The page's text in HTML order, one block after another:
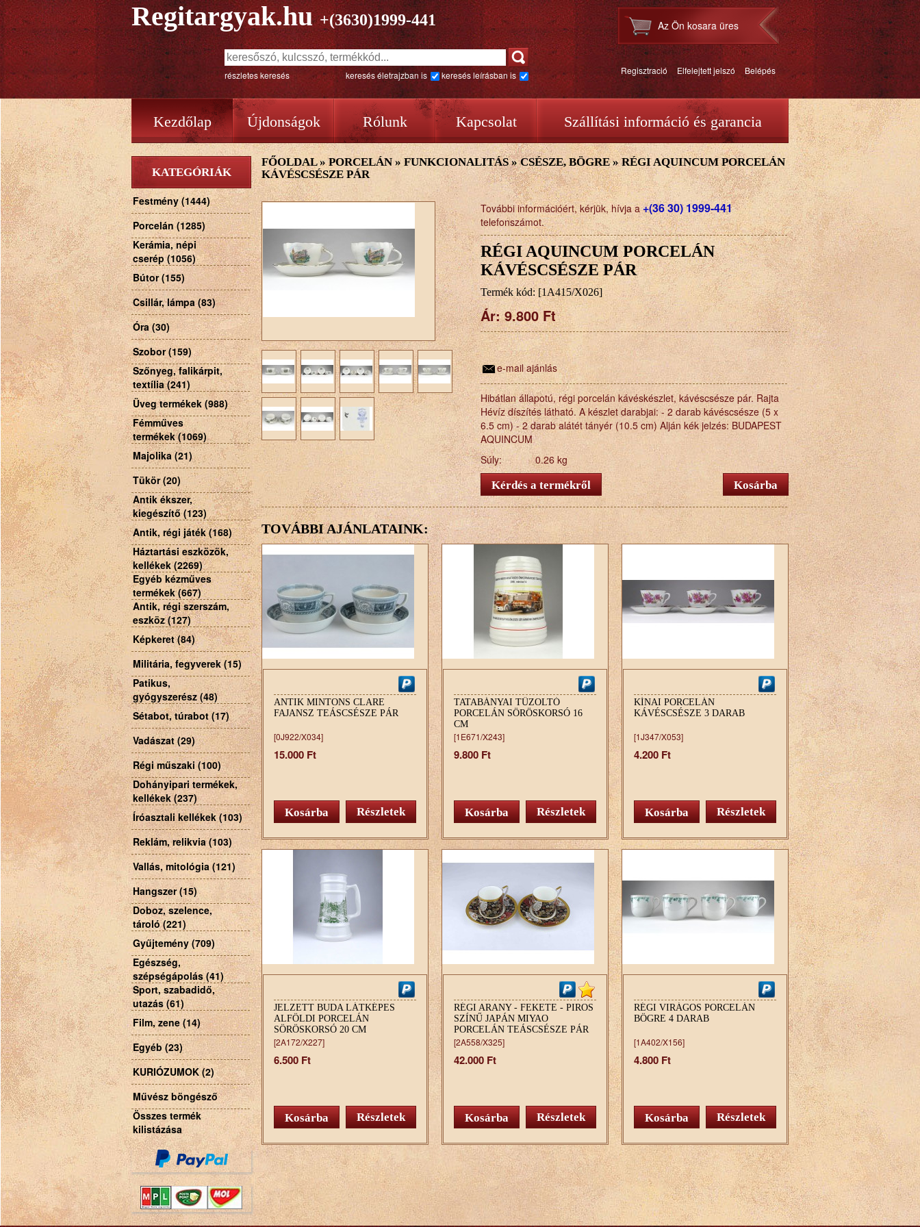
Regitargyak.hu +(3630)1999-441
részletes keresés keresés leírásban is
keresés életrajzban is
Az Ön kosara üres
Regisztració Elfelejtett jelszó Belépés
Kezdőlap Újdonságok Rólunk Kapcsolat Szállítási információ és garancia
KATEGÓRIÁK
Festmény (1444)
Porcelán (1285)
Kerámia, népi
cserép (1056)
Bútor (155)
Csillár, lámpa (83)
Óra (30)
Szobor (159)
Szőnyeg, falikárpit,
textília (241)
Üveg termékek (988)
Fémműves
termékek (1069)
Majolika (21)
Tükör (20)
Antik ékszer,
kiegészítő (123)
Antik, régi játék (168)
Háztartási eszközök,
kellékek (2269)
Egyéb kézműves
termékek (667)
Antik, régi szerszám,
eszköz (127)
Képkeret (84)
Militária, fegyverek (15)
Patikus,
gyógyszerész (48)
Sétabot, túrabot (17)
Vadászat (29)
Régi műszaki (100)
Dohányipari termékek,
kellékek (237)
Íróasztali kellékek (103)
Reklám, relikvia (103)
Vallás, mitológia (121)
Hangszer (15)
Doboz, szelence,
tároló (221)
Gyűjtemény (709)
Egészség,
szépségápolás (41)
Sport, szabadidő,
utazás (61)
Film, zene (14)
Egyéb (23)
KURIÓZUMOK (2)
Művész böngésző
Összes termék
kilistázása
FŐOLDAL»PORCELÁN » FUNKCIONALITÁS»CSÉSZE, BÖGRE»RÉGI AQUINCUM PORCELÁN
KÁVÉSCSÉSZE PÁR
További információért, kérjük, hívja a+(36 30) 1999-441
telefonszámot.
RÉGI AQUINCUM PORCELÁN
KÁVÉSCSÉSZE PÁR
Termék kód: [1A415/X026]
Ár: 9.800 Ft
e-mail ajánlás
Hibátlan állapotú, régi porcelán kávéskészlet, kávéscsésze pár. Rajta
Hévíz díszítés látható. A készlet darabjai: - 2 darab kávéscsésze (5 x
6.5 cm) - 2 darab alátét tányér (10.5 cm) Alján kék jelzés: BUDAPEST
AQUINCUM
Súly:
0.26 kg
TOVÁBBI AJÁNLATAINK:
ANTIK MINTONS CLARE
FAJANSZ TEÁSCSÉSZE PÁR
[0J922/X034]
15.000 Ft
Részletek
TATABÁNYAI TŰZOLTÓ
PORCELÁN SÖRÖSKORSÓ 16
CM
[1E671/X243]
9.800 Ft
Részletek
KÍNAI PORCELÁN
KÁVÉSCSÉSZE 3 DARAB
[1J347/X053]
4.200 Ft
Részletek
JELZETT BUDA LÁTKÉPES
ALFÖLDI PORCELÁN
SÖRÖSKORSÓ 20 CM
[2A172/X227]
6.500 Ft
Részletek
RÉGI ARANY - FEKETE - PIROS
SZÍNŰ JAPÁN MIYAO
PORCELÁN TEÁSCSÉSZE PÁR
[2A558/X325]
42.000 Ft
Részletek
RÉGI VIRÁGOS PORCELÁN
BÖGRE 4 DARAB
[1A402/X156]
4.800 Ft
Részletek